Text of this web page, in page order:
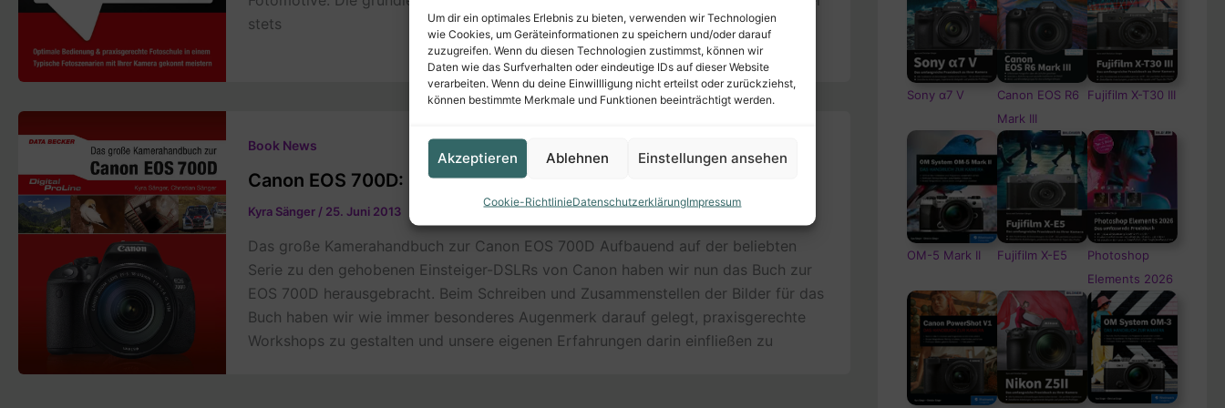
Um dir ein optimales Erlebnis zu bieten, verwenden wir Technologien
wie Cookies, um Geräteinformationen zu speichern und/oder darauf
zuzugreifen. Wenn du diesen Technologien zustimmst, können wir
Daten wie das Surfverhalten oder eindeutige IDs auf dieser Website
verarbeiten. Wenn du deine Einwillligung nicht erteilst oder zurückziehst,
können bestimmte Merkmale und Funktionen beeinträchtigt werden.
Akzeptieren Ablehnen Einstellungen ansehen
Cookie-RichtlinieDatenschutzerklärungImpressum
stets
Book News
Canon EOS 700D: Das große Kamerahandbuch
Kyra Sänger / 25. Juni 2013
Das große Kamerahandbuch zur Canon EOS 700D Aufbauend auf der beliebten
Serie zu den gehobenen Einsteiger-DSLRs von Canon haben wir nun das Buch zur
EOS 700D herausgebracht. Beim Schreiben und Zusammenstellen der Bilder für das
Buch haben wir wie immer besonderes Augenmerk darauf gelegt, praxisgerechte
Workshops zu gestalten und unsere eigenen Erfahrungen darin einfließen zu
Sony α7 V
Canon EOS R6
Mark III
Fujifilm X-T30 III
OM-5 Mark II Fujifilm X-E5
Photoshop
Elements 2026